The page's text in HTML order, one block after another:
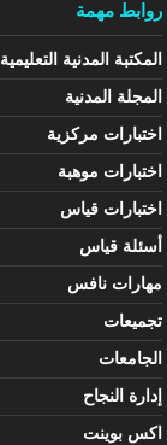
روابط مهمة
المكتبة المدنية التعليمية
المجلة المدنية
اختبارات مركزية
اختبارات موهبة
اختبارات قياس
أسئلة قياس
مهارات نافس
تجميعات
الجامعات
إدارة النجاح
اكس بوينت